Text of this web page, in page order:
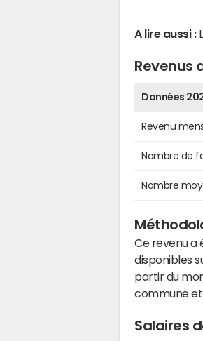
A lire aussi :
Revenus
Données
Revenu
Nombre de
Nombre
Ce revenu a
disponibles
partir du
commune et
Salaires